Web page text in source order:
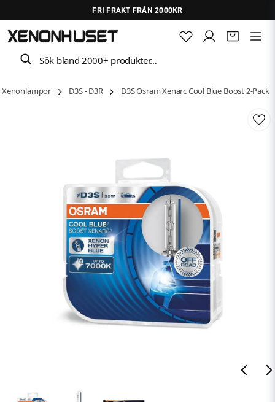
FRI FRAKT FRÅN 2000KR
Sök bland 2000+ produkter…
Xenonlampor D3S - D3R D3S Osram Xenarc Cool Blue Boost 2-Pack